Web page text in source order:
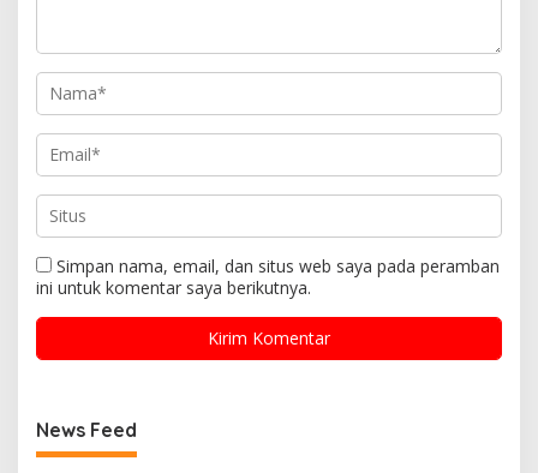
Simpan nama, email, dan situs web saya pada peramban
ini untuk komentar saya berikutnya.
News Feed